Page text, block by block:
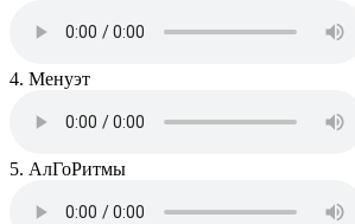
4. Менуэт
5. АлГоРитмы